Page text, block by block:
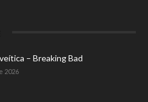
– Breaking Bad
2026